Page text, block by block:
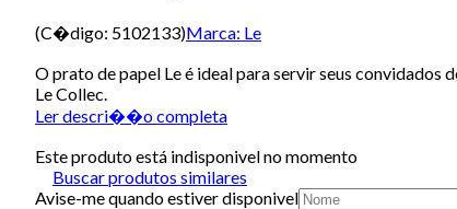
(C�digo: 5102133)Marca: Le
O prato de papel Le é ideal para servir seus convidados
Le Collec.
Ler descri��o completa
Este produto está indisponivel no momento
Buscar produtos similares
Avise-me quando estiver disponivel